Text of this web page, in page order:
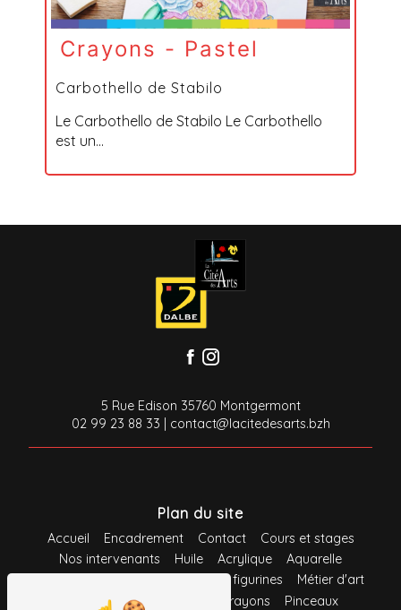
Crayons - Pastel
Carbothello de Stabilo
Le Carbothello de Stabilo Le Carbothello
est un...
5 Rue Edison 35760 Montgermont
02 99 23 88 33 | contact@lacitedesarts.bzh
Plan du site
Accueil Encadrement Contact
Cours et stages
Nos intervenants
Huile Acrylique
Aquarelle
Maquette et figurines
Métier d'art
Loisirs créatifs
Crayons Pinceaux